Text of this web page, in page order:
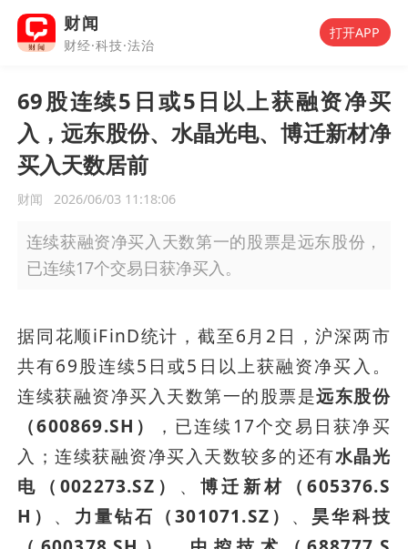
财闻
财经·科技·法治
打开APP
69股连续5日或5日以上获融资净买
入，远东股份、水晶光电、博迁新材净
买入天数居前
财闻 2026/06/03 11:18:06
连续获融资净买入天数第一的股票是远东股份，
已连续17个交易日获净买入。
据同花顺iFinD统计，截至6月2日，沪深两市
共有69股连续5日或5日以上获融资净买入。
连续获融资净买入天数第一的股票是远东股份
（600869.SH）
，已连续17个交易日获净买
入；连续获融资净买入天数较多的还有水晶光
电（002273.SZ） 、 博迁新材（605376.S
H） 、 力量钻石（301071.SZ） 、 昊华科技